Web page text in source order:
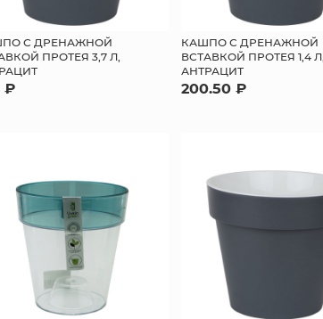
С ДРЕНАЖНОЙ
ПРОТЕЯ 3,7 Л,
₽
КАШПО С ДРЕНАЖНОЙ
ВСТАВКОЙ ПРОТЕЯ 1,4 Л,
АНТРАЦИТ
200.50 ₽